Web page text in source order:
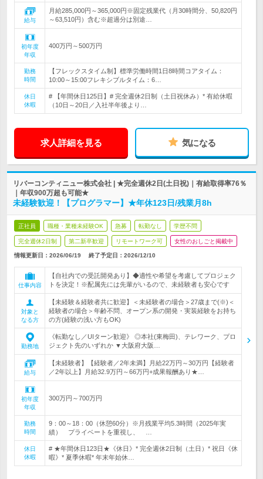
給与
月給285,000円～365,000円※固定残業代（月30時間分、50,820円
～63,510円）含む※超過分は別途…
初年度
年収
400万円～500万円
勤務
時間
【フレックスタイム制】標準労働時間1日8時間コアタイム：
10:00～15:00フレキシブルタイム：6…
休日
休暇
# 【年間休日125日】# 完全週休2日制（土日祝休み）* 有給休暇
（10日～20日／入社半年後より…
求人詳細を見る 気になる
リバーコンティニュー株式会社 | ★完全週休2日(土日祝)｜有給取得率76％
｜年収900万超も可能★
未経験歓迎！【プログラマー】★年休123日/残業月8h
正社員 職種・業種未経験OK 急募 転勤なし 学歴不問
完全週休2日制 第二新卒歓迎 リモートワーク可 女性のおしごと掲載中
情報更新日：2026/06/19 終了予定日： 2026/12/10
仕事内容
【自社内での受託開発あり】◆適性や希望を考慮してプロジェク
トを決定！※配属先には先輩がいるので、未経験者も安心です
対象と
なる方
【未経験＆経験者共に歓迎】＜未経験者の場合＞27歳まで(※)＜
経験者の場合＞年齢不問、オープン系の開発・実装経験をお持ち
の方(経験の浅い方もOK)
勤務地
《転勤なし／UIターン歓迎》 ◎本社(東梅田)、テレワーク、プロ
ジェクト先のいずれか ▼大阪府大阪…
給与
【未経験者】【経験者／2年未満】月給22万円～30万円【経験者
／2年以上】月給32.9万円～66万円+成果報酬あり★…
初年度
年収
300万円～700万円
勤務
時間
9：00～18：00（休憩60分）※月残業平均5.3時間（2025年実
績） プライベートを重視し、 …
休日
休暇
# ★年間休日123日★《休日》* 完全週休2日制（土日）* 祝日《休
暇》* 夏季休暇* 年末年始休…